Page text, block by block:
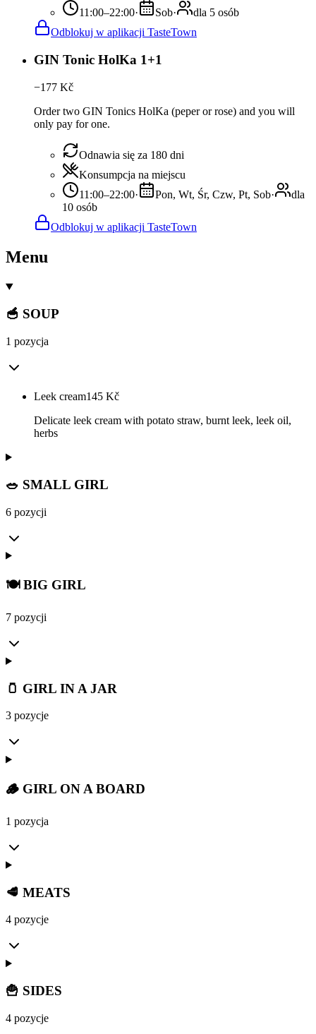
11:00–22:00· Sob·
dla 5 osób
Odblokuj w aplikacji TasteTown
GIN Tonic HolKa 1+1
−177 Kč
Order two GIN Tonics HolKa (peper or rose) and you will
only pay for one.
Odnawia się za 180 dni
Konsumpcja na miejscu
11:00–22:00· Pon, Wt, Śr, Czw, Pt, Sob·
dla
10 osób
Odblokuj w aplikacji TasteTown
Menu
🥣 SOUP
1 pozycja
Leek cream145 Kč
Delicate leek cream with potato straw, burnt leek, leek oil,
herbs
🥗 SMALL GIRL
6 pozycji
🍽️ BIG GIRL
7 pozycji
🫙 GIRL IN A JAR
3 pozycje
🪵 GIRL ON A BOARD
1 pozycja
🥩 MEATS
4 pozycje
🍟 SIDES
4 pozycje